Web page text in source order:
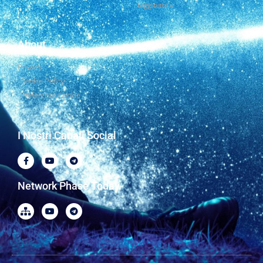
Leggi tutto »
About
Privacy
Cookie Policy
Preferenze Cookie
I Nostri Canali Social
Network Phase Today